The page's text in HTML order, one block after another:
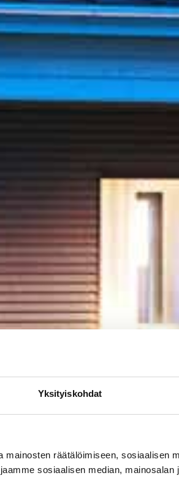
Yksityiskohdat
räätälöimiseen, sosiaalisen
sosiaalisen median, mainosalan